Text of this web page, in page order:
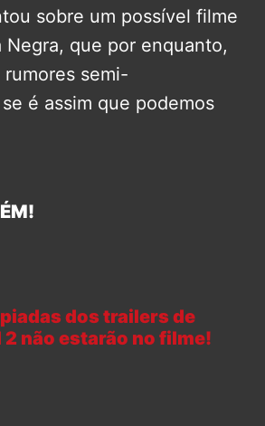
sobre um possível filme
Negra, que por enquanto,
rumores semi-
é assim que podemos
dos trailers de
2 não estarão no filme!